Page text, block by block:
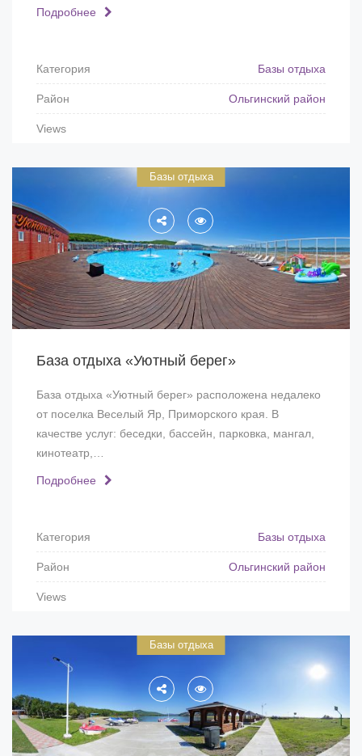
Подробнее
Категория Базы отдыха
Район Ольгинский район
Views
Базы отдыха
База отдыха «Уютный берег»
База отдыха «Уютный берег» расположена недалеко
от поселка Веселый Яр, Приморского края. В
качестве услуг: беседки, бассейн, парковка, мангал,
кинотеатр,…
Подробнее
Категория Базы отдыха
Район Ольгинский район
Views
Базы отдыха